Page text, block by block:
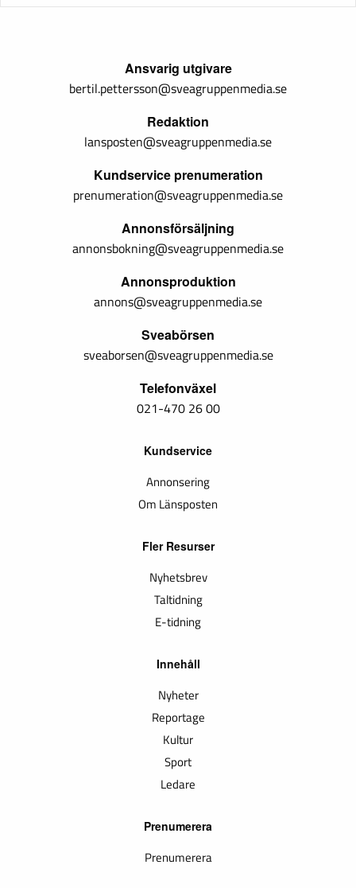
Ansvarig utgivare
bertil.pettersson@sveagruppenmedia.se
Redaktion
lansposten@sveagruppenmedia.se
Kundservice prenumeration
prenumeration@sveagruppenmedia.se
Annonsförsäljning
annonsbokning@sveagruppenmedia.se
Annonsproduktion
annons@sveagruppenmedia.se
Sveabörsen
sveaborsen@sveagruppenmedia.se
Telefonväxel
021-470 26 00
Kundservice
Annonsering
Om Länsposten
Fler Resurser
Nyhetsbrev
Taltidning
E-tidning
Innehåll
Nyheter
Reportage
Kultur
Sport
Ledare
Prenumerera
Prenumerera